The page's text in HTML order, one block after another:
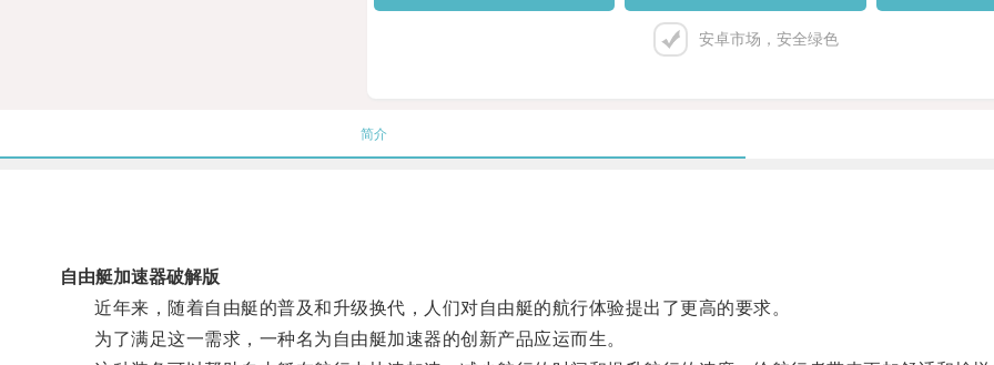
安卓市场，安全绿色
简介
自由艇加速器破解版
近年来，随着自由艇的普及和升级换代，人们对自由艇的航行体验提出了更高的要求。
为了满足这一需求，一种名为自由艇加速器的创新产品应运而生。